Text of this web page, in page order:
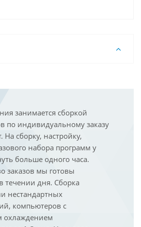
занимается сборкой
по индивидуальному заказу
На сборку, настройку,
набора программ у
больше одного часа.
заказов мы готовы
течении дня. Сборка
нестандартных
компьютеров с
охлаждением